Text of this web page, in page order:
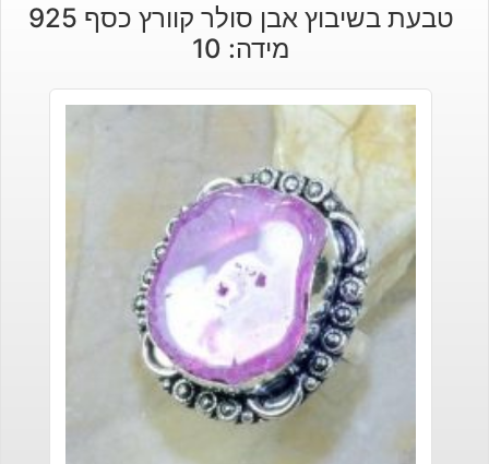
טבעת בשיבוץ אבן סולר קוורץ כסף 925
מידה: 10